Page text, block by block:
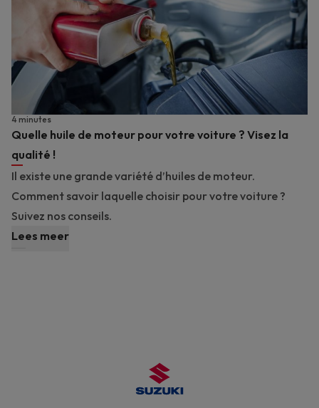
Quelle huile de moteur pour votre voiture ? Visez la
qualité !
4 minutes
Il existe une grande variété d’huiles de moteur.
Comment savoir laquelle choisir pour votre voiture ?
Suivez nos conseils.
Lees meer